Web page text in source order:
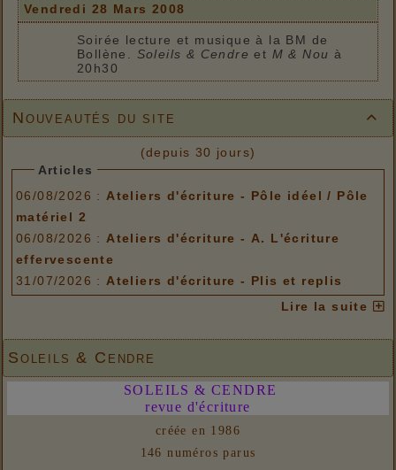

Nouveautés du site
(depuis 30 jours)
Articles
06/08/2026 : Ateliers d'écriture - Pôle idéel / Pôle
matériel 2
06/08/2026 : Ateliers d'écriture - A. L'écriture
effervescente
31/07/2026 : Ateliers d'écriture - Plis et replis
matériel 2
31/07/2026 :Ateliers d'écriture - Plis et replis
- Un euro ne fait pas le printemps
Lire la suite
Soleils & Cendre
SOLEILS & CENDRE
revue d'écriture
créée en 1986
146 numéros parus
Vendredi 28 Mars 2008
Soirée lecture et musique à la BM de
Bollène. Soleils & Cendre et M & Nou à
20h30